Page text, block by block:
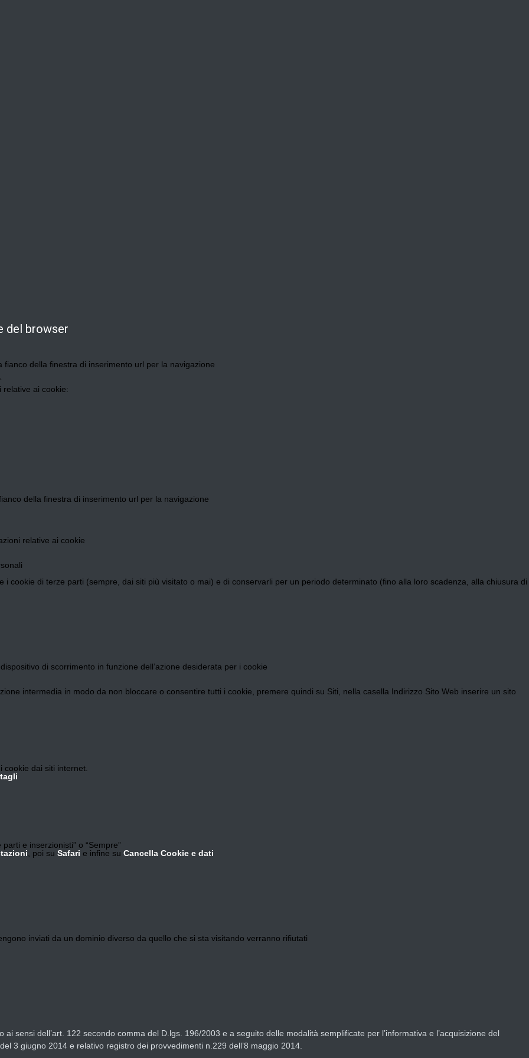
del browser
della finestra di inserimento url per la navigazione
relative ai cookie:
della finestra di inserimento url per la navigazione
relative ai cookie
i cookie di terze parti (sempre, dai siti più visitato o mai) e di conservarli per un periodo determinato (fino alla loro scadenza, alla chiusura di
di scorrimento in funzione dell’azione desiderata per i cookie
intermedia in modo da non bloccare o consentire tutti i cookie, premere quindi su Siti, nella casella Indirizzo Sito Web inserire un sito
dai siti internet.
e inserzionisti” o “Sempre”
, poi su Safari e infine su Cancella Cookie e dati
inviati da un dominio diverso da quello che si sta visitando verranno rifiutati
sensi dell’art. 122 secondo comma del D.lgs. 196/2003 e a seguito delle modalità semplificate per l’informativa e l’acquisizione del
3 giugno 2014 e relativo registro dei provvedimenti n.229 dell’8 maggio 2014.